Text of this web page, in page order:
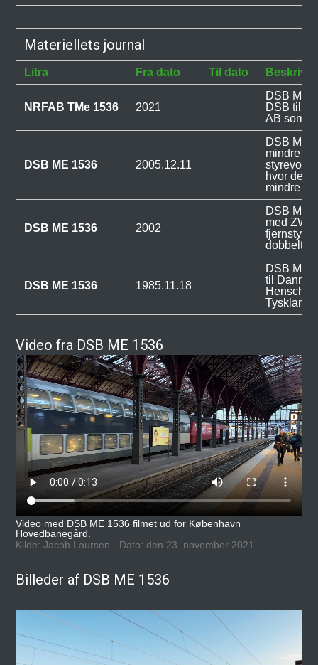
Materiellets journal
Litra Fra dato Til dato
NRFAB TMe 1536 2021
DSB ME
DSB til
AB som
DSB ME 1536 2005.12.11
DSB ME
mindre
styrevogn
hvor der
mindre
DSB ME 1536 2002
DSB ME
med
DSB ME 1536 1985.11.18
DSB ME
til
Tyskland.
Video fra DSB ME 1536
Video med DSB ME 1536 filmet ud for København
Hovedbanegård.
Kilde: Jacob Laursen - Dato: den 23. november 2021
Billeder af DSB ME 1536